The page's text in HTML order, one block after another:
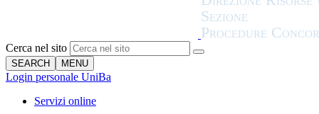
Cerca nel sito
SEARCH MENU
Login personale UniBa
Servizi online